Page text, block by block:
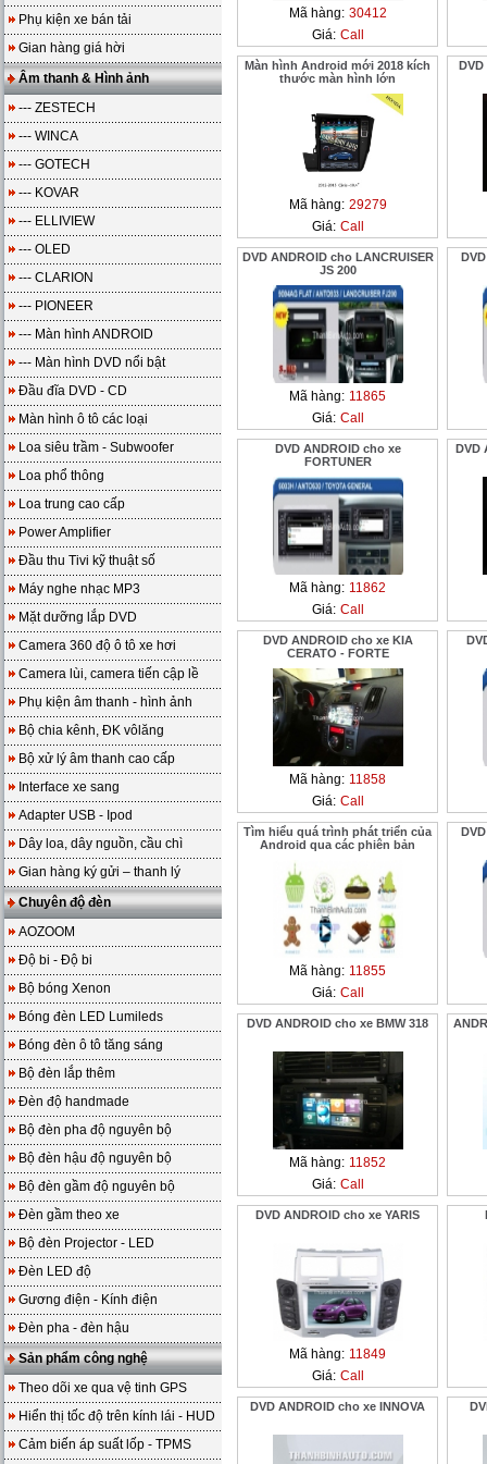
Phụ kiện xe bán tải
Gian hàng giá hời
Âm thanh & Hình ảnh
--- ZESTECH
--- WINCA
--- GOTECH
--- KOVAR
--- ELLIVIEW
--- OLED
--- CLARION
--- PIONEER
--- Màn hình ANDROID
--- Màn hình DVD nổi bật
Đầu đĩa DVD - CD
Màn hình ô tô các loại
Loa siêu trầm - Subwoofer
Loa phổ thông
Loa trung cao cấp
Power Amplifier
Đầu thu Tivi kỹ thuật số
Máy nghe nhạc MP3
Mặt dưỡng lắp DVD
Camera 360 độ ô tô xe hơi
Camera lùi, camera tiến cập lề
Phụ kiện âm thanh - hình ảnh
Bộ chia kênh, ĐK vôlăng
Bộ xử lý âm thanh cao cấp
Interface xe sang
Adapter USB - Ipod
Dây loa, dây nguồn, cầu chì
Gian hàng ký gửi – thanh lý
Chuyên độ đèn
AOZOOM
Độ bi - Độ bi
Bộ bóng Xenon
Bóng đèn LED Lumileds
Bóng đèn ô tô tăng sáng
Bộ đèn lắp thêm
Đèn độ handmade
Bộ đèn pha độ nguyên bộ
Bộ đèn hậu độ nguyên bộ
Bộ đèn gầm độ nguyên bộ
Đèn gầm theo xe
Bộ đèn Projector - LED
Đèn LED độ
Gương điện - Kính điện
Đèn pha - đèn hậu
Sản phẩm công nghệ
Theo dõi xe qua vệ tinh GPS
Hiển thị tốc độ trên kính lái - HUD
Cảm biến áp suất lốp - TPMS
Mã hàng: 30412
Giá: Call
Màn hình Android mới 2018 kích
thước màn hình lớn
Mã hàng: 29279
Giá: Call
DVD ANDROID cho LANCRUISER
JS 200
Mã hàng: 11865
Giá: Call
DVD ANDROID cho xe
FORTUNER
Mã hàng: 11862
Giá: Call
DVD
DVD ANDROID cho xe KIA
CERATO - FORTE
Mã hàng: 11858
Giá: Call
Tìm hiểu quá trình phát triển của
Android qua các phiên bản
Mã hàng: 11855
Giá: Call
DVD ANDROID cho xe BMW 318
Mã hàng: 11852
Giá: Call
DVD ANDROID cho xe YARIS
Mã hàng: 11849
Giá: Call
DVD ANDROID cho xe INNOVA